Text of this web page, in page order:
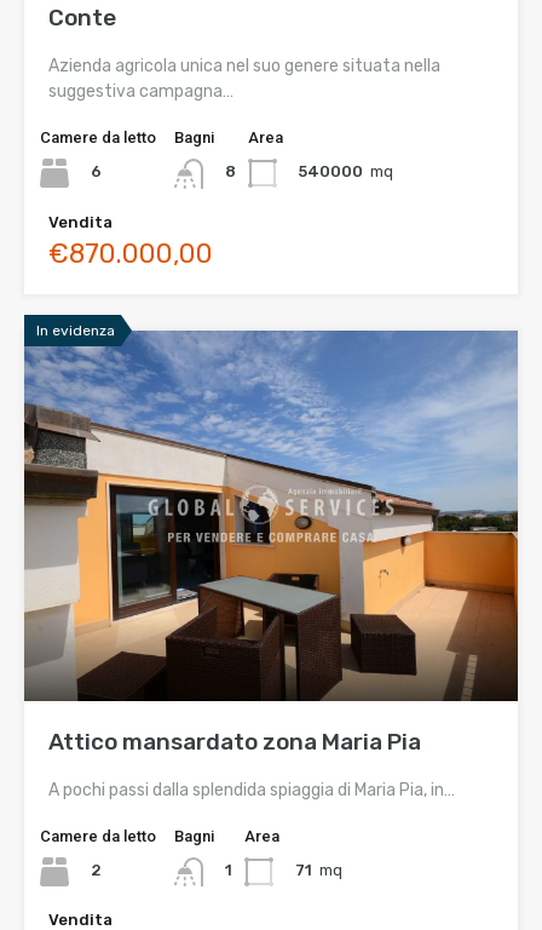
Conte
Azienda agricola unica nel suo genere situata nella
suggestiva campagna…
Camere da letto
6
Bagni
8
Area
540000 mq
Vendita
€870.000,00
In evidenza
Attico mansardato zona Maria Pia
A pochi passi dalla splendida spiaggia di Maria Pia, in…
Camere da letto
2
Bagni
1
Area
71 mq
Vendita